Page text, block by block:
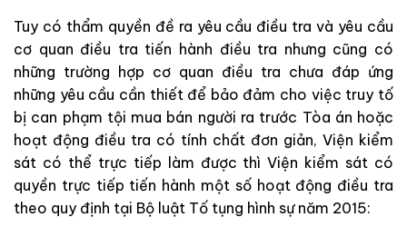
Tuy có thẩm quyền đề ra yêu cầu điều travà yêu cầu
cơ quan điều tra tiến hành điều tra nhưng cũng có
những trường hợp cơ quan điều tra chưa đáp ứng
những yêu cầu cần thiết để bảo đảm cho việc truy tố
bị can phạm tội mua bán người ra trước Tòa án hoặc
hoạt động điều tra có tính chất đơn giản, Viện kiểm
sát có thể trực tiếp làm được thìViện kiểm sát có
quyền trực tiếp tiến hành một số hoạt động điều tra
theo quy định tại Bộ luật Tố tụng hình sự năm 2015: